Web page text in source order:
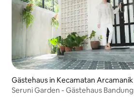
Gästehaus in Kecamatan Arcamanik
Seruni Garden - Gästehaus Bandung